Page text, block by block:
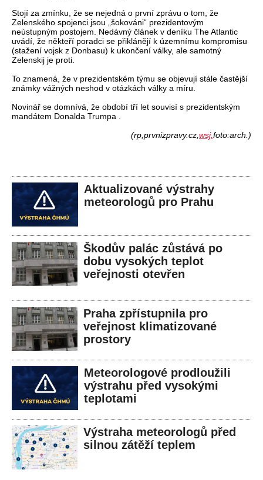
Stojí za zmínku, že se nejedná o první zprávu o tom, že
Zelenského spojenci jsou „šokováni“ prezidentovým
neústupným postojem. Nedávný článek v deníku The Atlantic
uvádí, že někteří poradci se přiklánějí k územnímu kompromisu
(stažení vojsk z Donbasu) k ukončení války, ale samotný
Zelenskij je proti.
To znamená, že v prezidentském týmu se objevují stále častější
známky vážných neshod v otázkách války a míru.
Novinář se domnívá, že období tří let souvisí s prezidentským
mandátem Donalda Trumpa .
(rp,prvnizpravy.cz,wsj,foto:arch.)
Aktualizované výstrahy
meteorologů pro Prahu
Škodův palác zůstává po
dobu vysokých teplot
veřejnosti otevřen
Praha zpřístupnila pro
veřejnost klimatizované
prostory
Meteorologové prodloužili
výstrahu před vysokými
teplotami
Výstraha meteorologů před
silnou zátěží teplem